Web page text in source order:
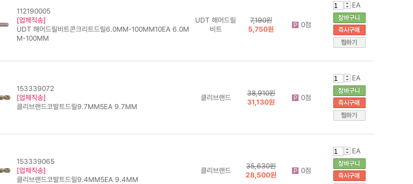
112190005
[업체직송]
UDT 해머드릴비트콘크리트드릴6.0MM-100MM10EA 6.0M
M-100MM
UDT 해머드릴
비트
7,190원
5,750원
0점
EA
153339072
[업체직송]
클리브랜드코발트드릴9.7MM5EA 9.7MM
클리브랜드
38,910원
31,130원
0점
EA
153339065
[업체직송]
클리브랜드코발트드릴9.4MM5EA 9.4MM
클리브랜드
35,630원
28,500원
0점
EA